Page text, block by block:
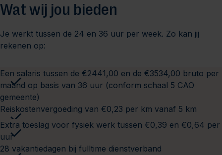
Wat wij jou bieden
Je werkt tussen de 24 en 36 uur per week. Zo kan jij
rekenen op:
Een salaris tussen de €2441,00 en de €3534,00 bruto per
maand op basis van 36 uur (conform schaal 5 CAO
gemeente)
Reiskostenvergoeding van €0,23 per km vanaf 5 km
Extra toeslag voor fysiek werk tussen €0,39 en €0,64 per
uur
28 vakantiedagen bij fulltime dienstverband